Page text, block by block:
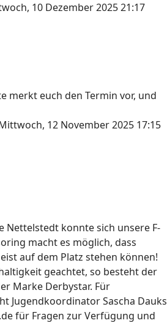
10 Dezember 2025 21:17
merkt euch den Termin vor, und
12 November 2025 17:15
Nettelstedt konnte sich unsere F-
macht es möglich, dass
auf dem Platz stehen können!
geachtet, so besteht der
Marke Derbystar. Für
Jugendkoordinator Sascha Dauks
für Fragen zur Verfügung und